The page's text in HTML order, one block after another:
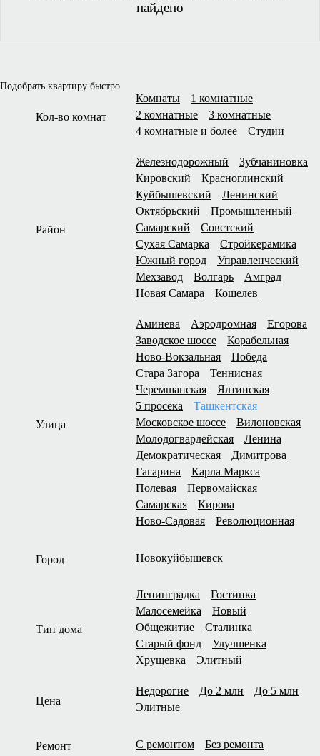
найдено
Подобрать квартиру быстро
Кол-во комнат
Комнаты
1 комнатные
2 комнатные
3 комнатные
4 комнатные и более
Студии
Район
Железнодорожный
Зубчаниновка
Кировский
Красноглинский
Куйбышевский
Ленинский
Октябрьский
Промышленный
Самарский
Советский
Сухая Самарка
Стройкерамика
Южный город
Управленческий
Мехзавод
Волгарь
Амград
Новая Самара
Кошелев
Улица
Аминева Аэродромная
Егорова
Заводское шоссе
Корабельная
Ново-Вокзальная
Победа
Стара Загора
Теннисная
Черемшанская
Ялтинская
5 просека
Ташкентская
Московское шоссе
Вилоновская
Молодогвардейская
Ленина
Демократическая
Димитрова
Гагарина
Карла Маркса
Полевая
Первомайская
Самарская
Кирова
Ново-Садовая
Революционная
Город Новокуйбышевск
Тип дома
Ленинградка
Гостинка
Малосемейка
Новый
Общежитие
Сталинка
Старый фонд
Улучшенка
Хрущевка
Элитный
Цена
Недорогие До 2 млн
До 5 млн
Элитные
Ремонт С ремонтом Без ремонта